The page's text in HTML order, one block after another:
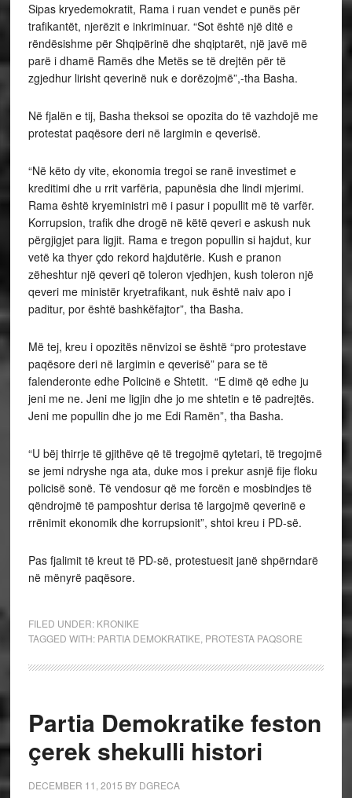
Sipas kryedemokratit, Rama i ruan vendet e punës për
trafikantët, njerëzit e inkriminuar. “Sot është një ditë e
rëndësishme për Shqipërinë dhe shqiptarët, një javë më
parë i dhamë Ramës dhe Metës se të drejtën për të
zgjedhur lirisht qeverinë nuk e dorëzojmë”,-tha Basha.
Në fjalën e tij, Basha theksoi se opozita do të vazhdojë me
protestat paqësore deri në largimin e qeverisë.
“Në këto dy vite, ekonomia tregoi se ranë investimet e
kreditimi dhe u rrit varfëria, papunësia dhe lindi mjerimi.
Rama është kryeministri më i pasur i popullit më të varfër.
Korrupsion, trafik dhe drogë në këtë qeveri e askush nuk
përgjigjet para ligjit. Rama e tregon popullin si hajdut, kur
vetë ka thyer çdo rekord hajdutërie. Kush e pranon
zëheshtur një qeveri që toleron vjedhjen, kush toleron një
qeveri me ministër kryetrafikant, nuk është naiv apo i
paditur, por është bashkëfajtor”, tha Basha.
Më tej, kreu i opozitës nënvizoi se është “pro protestave
paqësore deri në largimin e qeverisë” para se të
falenderonte edhe Policinë e Shtetit. “E dimë që edhe ju
jeni me ne. Jeni me ligjin dhe jo me shtetin e të padrejtës.
Jeni me popullin dhe jo me Edi Ramën”, tha Basha.
“U bëj thirrje të gjithëve që të tregojmë qytetari, të tregojmë
se jemi ndryshe nga ata, duke mos i prekur asnjë fije floku
policisë sonë. Të vendosur që me forcën e mosbindjes të
qëndrojmë të pamposhtur derisa të largojmë qeverinë e
rrënimit ekonomik dhe korrupsionit”, shtoi kreu i PD-së.
Pas fjalimit të kreut të PD-së, protestuesit janë shpërndarë
në mënyrë paqësore.
FILED UNDER: KRONIKE
TAGGED WITH: PARTIA DEMOKRATIKE PROTESTA PAQSORE
Partia Demokratike feston
çerek shekulli histori
DECEMBER 11, 2015 BY DGRECA